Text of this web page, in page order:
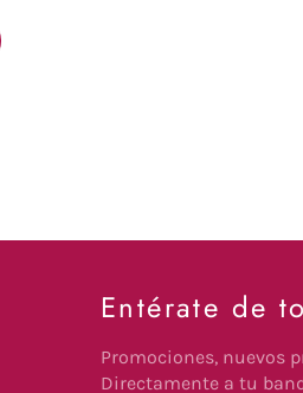
Entérate de
Promociones, nuevos
Directamente a tu